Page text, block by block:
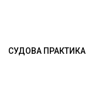
СУДОВА ПРАКТИКА